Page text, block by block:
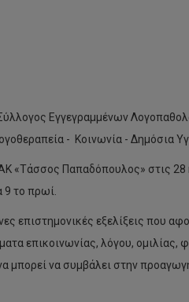
Εγγεγραμμένων
- Κοινωνία - Δημόσια
«Τάσσος Παπαδόπουλος» στις 28
9 το πρωί.
επιστημονικές εξελίξεις που
επικοινωνίας, λόγου,
μπορεί να συμβάλει στην